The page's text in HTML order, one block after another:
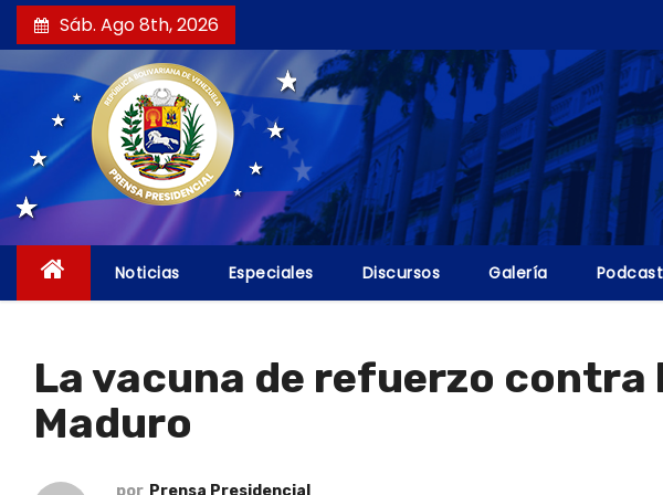
a
l
Sáb. Ago 8th, 2026
Noticias Especiales Discursos Galería
La vacuna de refuerzo contra
Maduro
por Prensa Presidencial